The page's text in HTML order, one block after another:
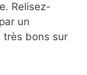
Relisez-
un
très bons sur